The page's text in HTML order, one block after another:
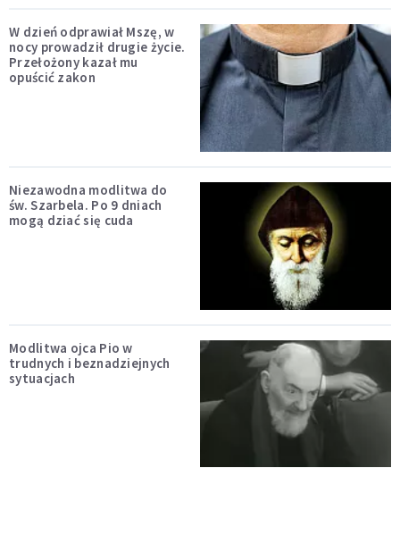
W dzień odprawiał Mszę, w
nocy prowadził drugie życie.
Przełożony kazał mu
opuścić zakon
Niezawodna modlitwa do
św. Szarbela. Po 9 dniach
mogą dziać się cuda
Modlitwa ojca Pio w
trudnych i beznadziejnych
sytuacjach